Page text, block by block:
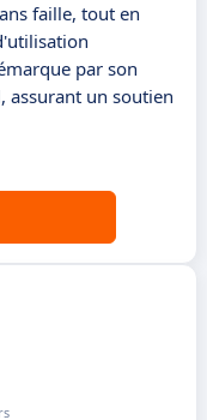
faille, tout en
par son
assurant un soutien